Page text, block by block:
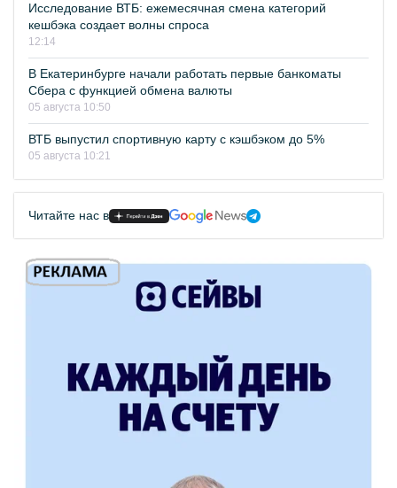
Исследование ВТБ: ежемесячная смена категорий
кешбэка создает волны спроса
12:14
В Екатеринбурге начали работать первые банкоматы
Сбера с функцией обмена валюты
05 августа 10:50
ВТБ выпустил спортивную карту с кэшбэком до 5%
05 августа 10:21
Читайте нас в